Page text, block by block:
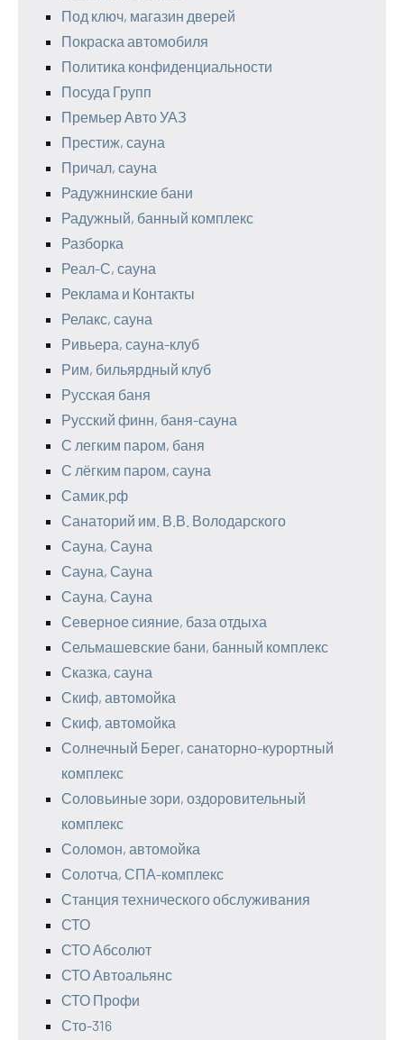
Под ключ, магазин дверей
Покраска автомобиля
Политика конфиденциальности
Посуда Групп
Премьер Авто УАЗ
Престиж, сауна
Причал, сауна
Радужнинские бани
Радужный, банный комплекс
Разборка
Реал-С, сауна
Реклама и Контакты
Релакс, сауна
Ривьера, сауна-клуб
Рим, бильярдный клуб
Русская баня
Русский финн, баня-сауна
С легким паром, баня
С лёгким паром, сауна
Самик.рф
Санаторий им. В.В. Володарского
Сауна, Сауна
Сауна, Сауна
Сауна, Сауна
Северное сияние, база отдыха
Сельмашевские бани, банный комплекс
Сказка, сауна
Скиф, автомойка
Скиф, автомойка
Солнечный Берег, санаторно-курортный
комплекс
Соловьиные зори, оздоровительный
комплекс
Соломон, автомойка
Солотча, СПА-комплекс
Станция технического обслуживания
СТО
СТО Абсолют
СТО Автоальянс
СТО Профи
Сто-316